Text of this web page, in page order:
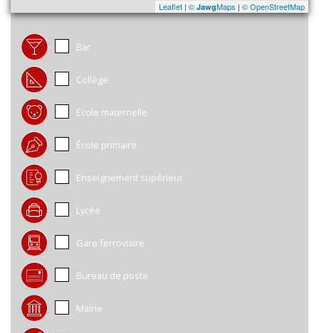
Leaflet | © JawgMaps | © OpenStreetMap
Bar
Collège
École maternelle
École primaire
Enseignement supérieur
Lycée
Gare ferroviaire
Bureau de poste
Mairie